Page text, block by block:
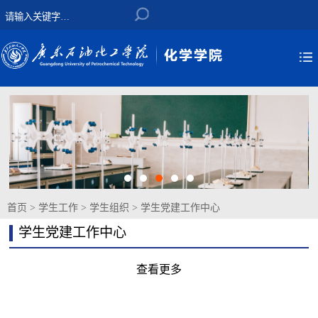
首页 > 学生工作 > 学生组织 > 学生党建工作中心
学生党建工作中心
查看更多